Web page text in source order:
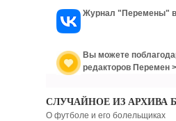
Журнал "Перемены"
Вы можете
редакторов Перемен
СЛУЧАЙНОЕ ИЗ АРХИВА
О футболе и его болельщиках